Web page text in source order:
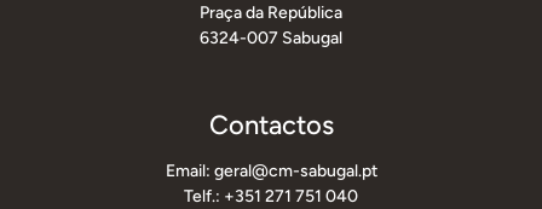
Praça da República
6324-007 Sabugal
Contactos
Email: geral@cm-sabugal.pt
Telf.: +351 271 751 040